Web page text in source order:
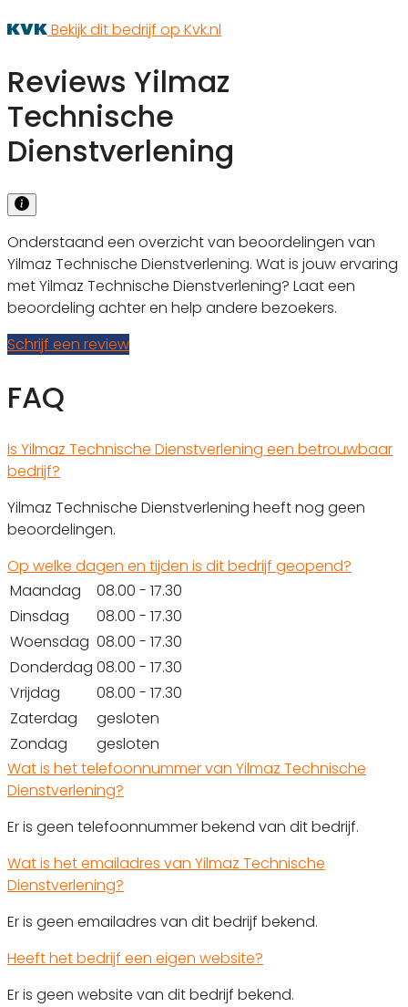
Bekijk dit bedrijf op Kvk.nl
Reviews Yilmaz
Technische
Dienstverlening
Onderstaand een overzicht van beoordelingen van
Yilmaz Technische Dienstverlening. Wat is jouw ervaring
met Yilmaz Technische Dienstverlening? Laat een
beoordeling achter en help andere bezoekers.
Schrijf een review
FAQ
Is Yilmaz Technische Dienstverlening een betrouwbaar
bedrijf?
Yilmaz Technische Dienstverlening heeft nog geen
beoordelingen.
Op welke dagen en tijden is dit bedrijf geopend?
Maandag
08.00 - 17.30
Dinsdag
08.00 - 17.30
Woensdag 08.00 - 17.30
Donderdag 08.00 - 17.30
Vrijdag
08.00 - 17.30
Zaterdag
gesloten
Zondag
gesloten
Wat is het telefoonnummer van Yilmaz Technische
Dienstverlening?
Er is geen telefoonnummer bekend van dit bedrijf.
Wat is het emailadres van Yilmaz Technische
Dienstverlening?
Er is geen emailadres van dit bedrijf bekend.
Heeft het bedrijf een eigen website?
Er is geen website van dit bedrijf bekend.